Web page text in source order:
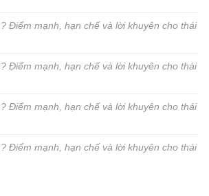
Điểm mạnh, hạn chế và lời khuyên cho thái
Điểm mạnh, hạn chế và lời khuyên cho thái
Điểm mạnh, hạn chế và lời khuyên cho thái
Điểm mạnh, hạn chế và lời khuyên cho thái